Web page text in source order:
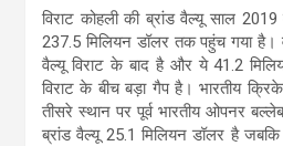
विराट कोहली की ब्रांड वैल्यू साल
237.5 मिलियन डॉलर तक पहुंच गया है।
वैल्यू विराट के बाद है और ये 41.2
विराट के बीच बड़ा गैप है। भारतीय
तीसरे स्थान पर पूर्व भारतीय ओपनर
ब्रांड वैल्यू 25.1 मिलियन डॉलर है जबकि